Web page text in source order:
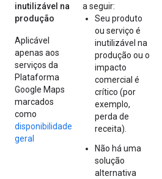
inutilizável na
produção
Aplicável
apenas aos
serviços da
Plataforma
Google Maps
marcados
como
disponibilidade
geral
a seguir:
Seu produto
ou serviço é
inutilizável na
produção ou o
impacto
comercial é
crítico (por
exemplo,
perda de
receita).
Não há uma
solução
alternativa